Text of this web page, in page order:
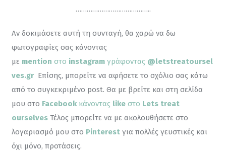
…………………………………..
Αν δοκιμάσετε αυτή τη συνταγή, θα χαρώ να δω
φωτογραφίες σας κάνοντας
με mention στο instagram γράφοντας @letstreatoursel
ves.gr Επίσης, μπορείτε να αφήσετε το σχόλιο σας κάτω
από το συγκεκριμένο post. Θα με βρείτε και στη σελίδα
μου στο Facebook κάνοντας like στο Lets treat
ourselves Τέλος μπορείτε να με ακολουθήσετε στο
λογαριασμό μου στο Pinterest για πολλές γευστικές και
όχι μόνο, προτάσεις.